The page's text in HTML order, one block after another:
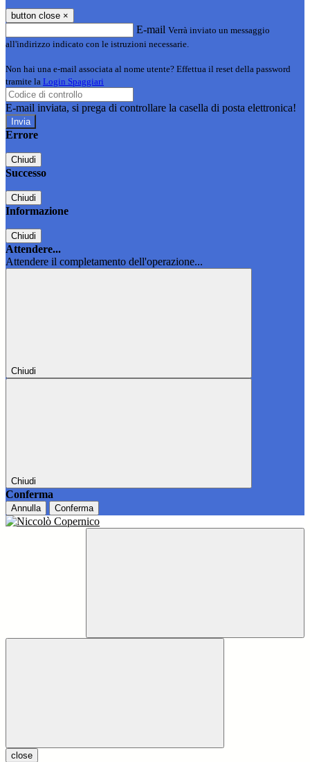
button close ×
E-mail Verrà inviato un messaggio
all'indirizzo indicato con le istruzioni necessarie.
Non hai una e-mail associata al nome utente? Effettua il reset della password
tramite la Login Spaggiari
E-mail inviata, si prega di controllare la casella di posta elettronica!
Errore
Chiudi
Successo
Chiudi
Informazione
Chiudi
Attendere...
Attendere il completamento dell'operazione...
Chiudi
Chiudi
Conferma
Annulla Conferma
close